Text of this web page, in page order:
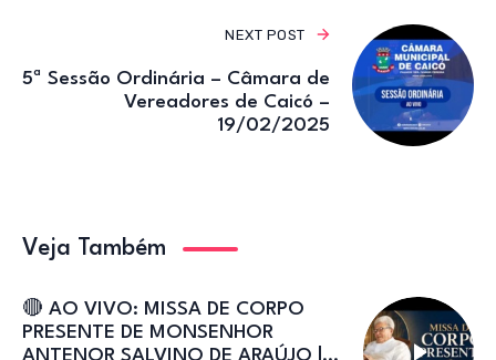
NEXT POST
5ª Sessão Ordinária – Câmara de
Vereadores de Caicó –
19/02/2025
Veja Também
🔴 AO VIVO: MISSA DE CORPO
PRESENTE DE MONSENHOR